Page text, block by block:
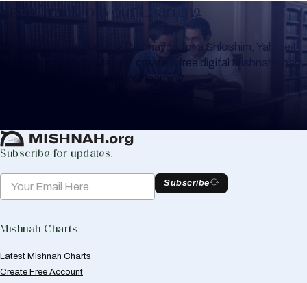
Keep Track of your Learning
Whether you are learning Mishnayos for a Shloshim, Yahrzeit
or for your own knowledge, create a free digital Mishnah chart
to help you keep track of your learning.
Subscribe for updates.
Subscribe
Mishnah Charts
Latest Mishnah Charts
Create Free Account